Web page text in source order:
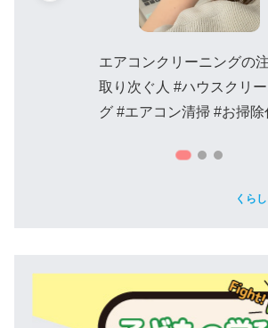
エアコンクリーニングの
取り次ぐ人 #ハウスクリ
グ #エアコン清掃 #お掃除
くら